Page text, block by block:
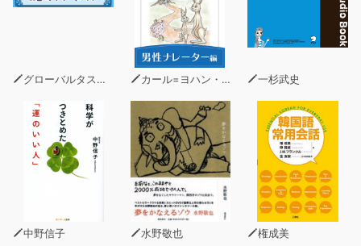
グローバルタスクフォース(著) カール=ヨハン・エリーン 一杉武史
中野信子 水野敬也 権成美